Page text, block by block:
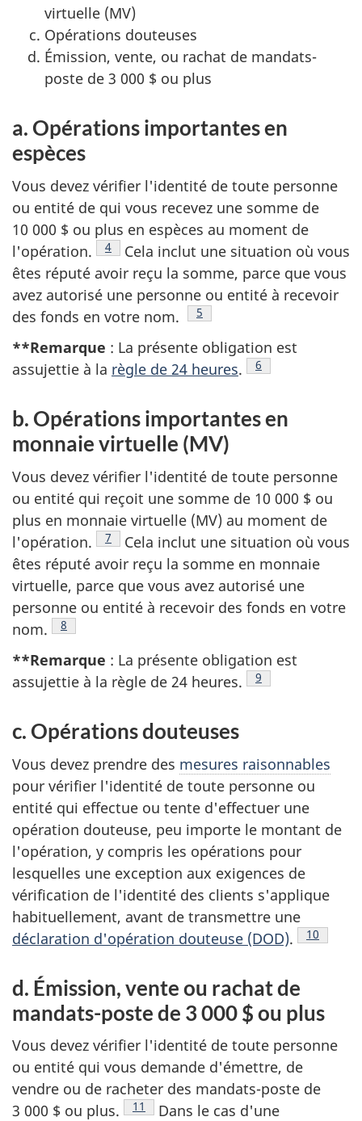
virtuelle (MV)
Opérations douteuses
Émission, vente, ou rachat de mandats-
poste de 3 000 $ ou plus
a. Opérations importantes en
espèces
Vous devez vérifier l'identité de toute personne
ou entité de qui vous recevez une somme de
10 000 $ ou plus en espèces au moment de
l'opération.
Note de bas de page
4
Cela inclut une situation où vous
êtes réputé avoir reçu la somme, parce que vous
avez autorisé une personne ou entité à recevoir
des fonds en votre nom.
Note de bas de page
5
**Remarque : La présente obligation est
assujettie à la règle de 24 heures. Note de bas de
6
b. Opérations importantes en
monnaie virtuelle (MV)
Vous devez vérifier l'identité de toute personne
ou entité qui reçoit une somme de 10 000 $ ou
plus en monnaie virtuelle (MV) au moment de
l'opération.
Note de bas de page
7
Cela inclut une situation où vous
êtes réputé avoir reçu la somme en monnaie
virtuelle, parce que vous avez autorisé une
personne ou entité à recevoir des fonds en votre
nom.
Note de bas de page
8
**Remarque : La présente obligation est
assujettie à la règle de 24 heures.
Note de bas de
9
c. Opérations douteuses
Vous devez prendre des mesures raisonnables
pour vérifier l'identité de toute personne ou
entité qui effectue ou tente d'effectuer une
opération douteuse, peu importe le montant de
l'opération, y compris les opérations pour
lesquelles une exception aux exigences de
vérification de l'identité des clients s'applique
habituellement, avant de transmettre une
déclaration d'opération douteuse (DOD). Note de
10
d. Émission, vente ou rachat de
mandats-poste de 3 000 $ ou plus
Vous devez vérifier l'identité de toute personne
ou entité qui vous demande d'émettre, de
vendre ou de racheter des mandats-poste de
3 000 $ ou plus.
Note de bas de page
11
Dans le cas d'une